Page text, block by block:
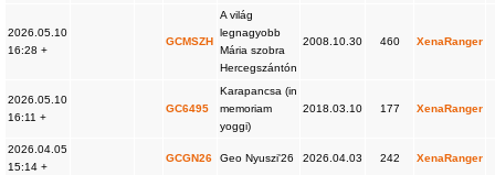
2026.05.10
16:28 +
GCMSZH
A világ
legnagyobb
Mária szobra
Hercegszántón
2008.10.30 460 XenaRanger
2026.05.10
16:11 +
GC6495
Karapancsa (in
memoriam
yoggi)
2018.03.10 177 XenaRanger
2026.04.05
15:14 +
GCGN26 Geo Nyuszi'26 2026.04.03 242 XenaRanger